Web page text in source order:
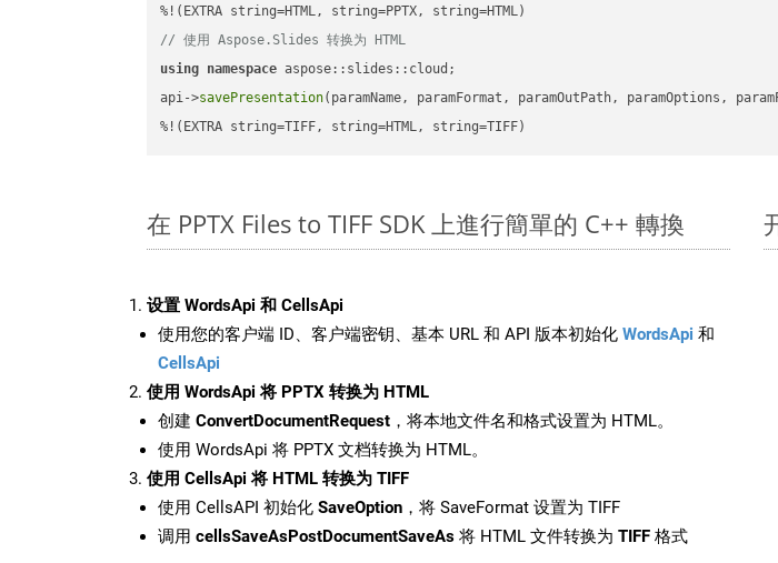
// 使用 Aspose.Slides 转换为 HTML
using namespace aspose::slides::cloud;
api->savePresentation(paramName, paramFormat, paramOutPath, paramOptions,
%!(EXTRA string=TIFF, string=HTML, string=TIFF)
在 PPTX Files to TIFF SDK 上進行簡單的 C++ 轉換
设置 WordsApi 和 CellsApi
使用您的客户端 ID、客户端密钥、基本 URL 和 API 版本初始化 WordsApi 和
CellsApi
使用 WordsApi 将 PPTX 转换为 HTML
创建 ConvertDocumentRequest ，将本地文件名和格式设置为 HTML。
使用 WordsApi 将 PPTX 文档转换为 HTML。
使用 CellsApi 将 HTML 转换为 TIFF
使用 CellsAPI 初始化 SaveOption ，将 SaveFormat 设置为 TIFF
调用 cellsSaveAsPostDocumentSaveAs 将 HTML 文件转换为 TIFF 格式